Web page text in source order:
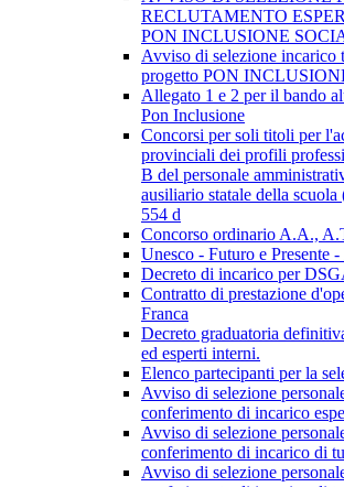
RECLUTAMENTO
PON INCLUSIONE
Avviso di selezione incarico
progetto PON
Allegato 1 e 2 per il bando
Pon Inclusione
Concorsi per soli titoli per
provinciali dei profili
B del personale
ausiliario statale della scuola
554 d
Concorso ordinario A.A.,
Unesco - Futuro e Presente
Decreto di incarico per
Contratto di prestazione
Franca
Decreto graduatoria
ed esperti interni.
Elenco partecipanti per la
Avviso di selezione
conferimento di incarico
Avviso di selezione
conferimento di incarico di
Avviso di selezione